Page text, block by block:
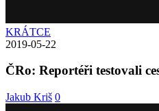
KRÁTCE
2019-05-22
ČRo: Reportéři testovali
Jakub Kriš 0